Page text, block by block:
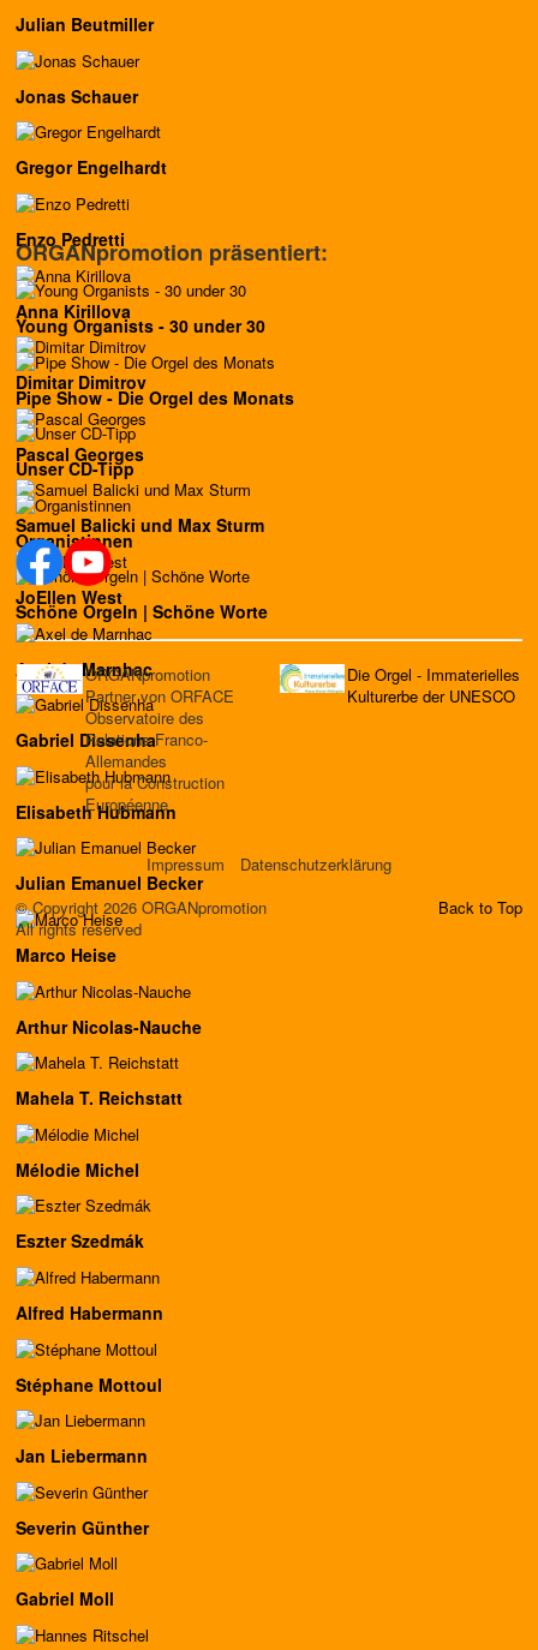
Julian Beutmiller
Jonas Schauer
Gregor Engelhardt
Enzo Pedretti
Anna Kirillova
Dimitar Dimitrov
Pascal Georges
Samuel Balicki und Max Sturm
JoEllen West
Axel de Marnhac
Gabriel Dissenha
Elisabeth Hubmann
Julian Emanuel Becker
Marco Heise
Arthur Nicolas-Nauche
Mahela T. Reichstatt
Mélodie Michel
Eszter Szedmák
Alfred Habermann
Stéphane Mottoul
Jan Liebermann
Severin Günther
Gabriel Moll
ORGANpromotion präsentiert:
Young Organists - 30 under 30
Pipe Show - Die Orgel des Monats
Unser CD-Tipp
Organistinnen
Schöne Orgeln | Schöne Worte
ORGANpromotion
Partner von ORFACE
Observatoire des
Relations Franco-
Allemandes
pour la Construction
Européenne
Die Orgel - Immaterielles
Kulturerbe der UNESCO
Impressum
Datenschutzerklärung
© Copyright 2026 ORGANpromotion
All rights reserved
Back to Top